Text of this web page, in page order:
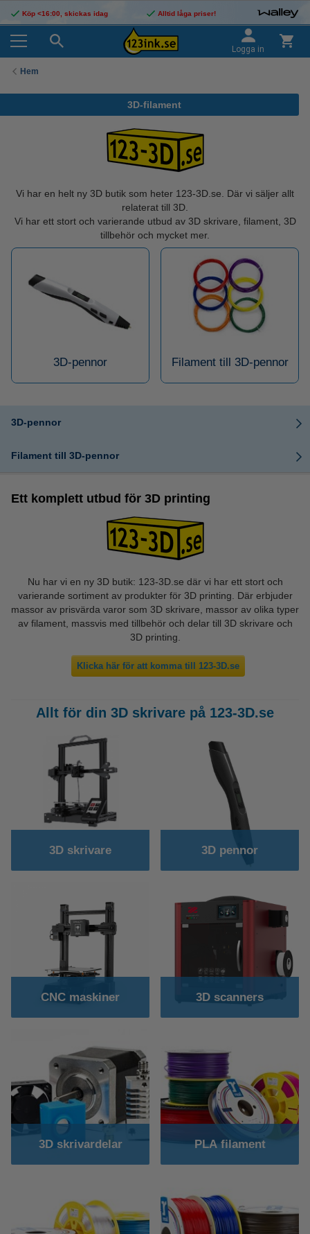
Köp <16:00, skickas idag Alltid låga priser!
Logga in
Hem
3D-filament
Vi har en helt ny 3D butik som heter 123-3D.se. Där vi säljer allt
relaterat till 3D.
Vi har ett stort och varierande utbud av 3D skrivare, filament, 3D
tillbehör och mycket mer.
3D-pennor Filament till 3D-pennor
3D-pennor
Filament till 3D-pennor
Ett komplett utbud för 3D printing
Nu har vi en ny 3D butik: 123-3D.se där vi har ett stort och
varierande sortiment av produkter för 3D printing. Där erbjuder
massor av prisvärda varor som 3D skrivare, massor av olika typer
av filament, massvis med tillbehör och delar till 3D skrivare och
3D printing.
Klicka här för att komma till 123-3D.se
Allt för din 3D skrivare på 123-3D.se
3D skrivare 3D pennor
CNC maskiner 3D scanners
3D skrivardelar PLA filament